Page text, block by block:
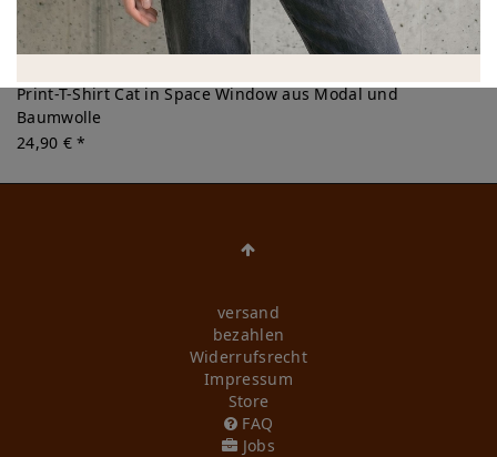
Print-T-Shirt Cat in Space Window aus Modal und
Baumwolle
24,90 € *
versand
bezahlen
Widerrufs­recht
Impressum
Store
FAQ
Jobs